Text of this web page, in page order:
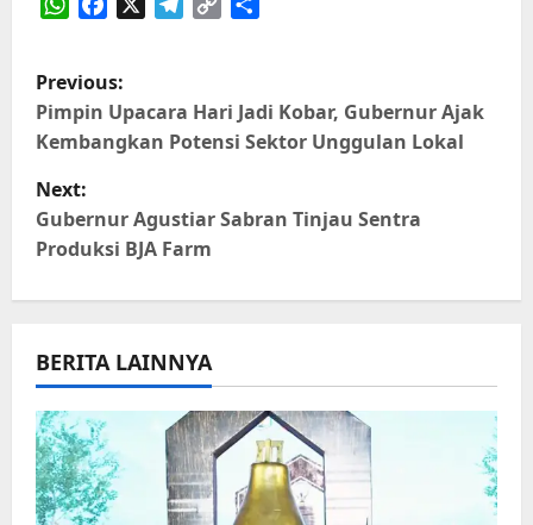
P
o
s
t
v
i
g
Previous:
Pimpin Upacara Hari Jadi Kobar, Gubernur Ajak
Kembangkan Potensi Sektor Unggulan Lokal
Next:
Gubernur Agustiar Sabran Tinjau Sentra
Produksi BJA Farm
BERITA LAINNYA